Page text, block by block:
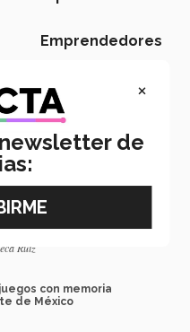
Emprendedores
modelo de eventos: el
empresas en México y
Ruiz
con memoria
de México
×
de